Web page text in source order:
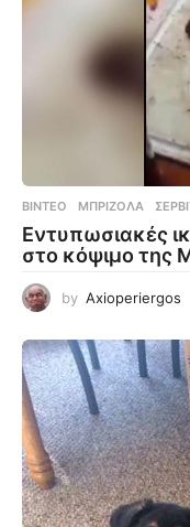
ΒΊΝΤΕΟ ΜΠΡΙΖΌΛΑ ,
Εντυπωσιακές
στο κόψιμο της
by Axioperiergos